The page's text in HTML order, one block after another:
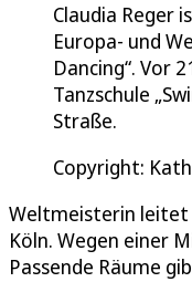
Claudia Reger
Europa- und
Dancing“. Vor
Tanzschule
Straße.
Copyright:
Weltmeisterin leitet
Köln. Wegen einer
Passende Räume